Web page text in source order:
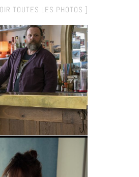
TOUTES LES PHOTOS ]